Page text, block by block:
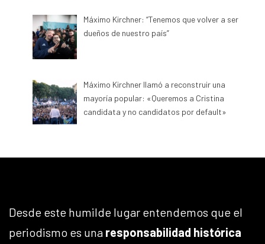
Máximo Kirchner: “Tenemos que volver a ser
dueños de nuestro país”
Máximo Kirchner llamó a reconstruir una
mayoría popular: «Queremos a Cristina
candidata y no candidatos por default»
Desde este humilde lugar entendemos que el
periodismo es una responsabilidad histórica